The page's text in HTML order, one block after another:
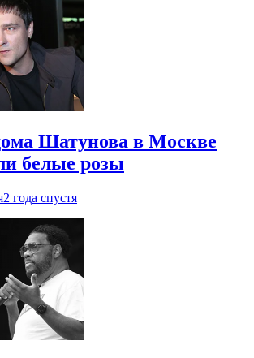
Шатунова в Москве
белые розы
2 года спустя